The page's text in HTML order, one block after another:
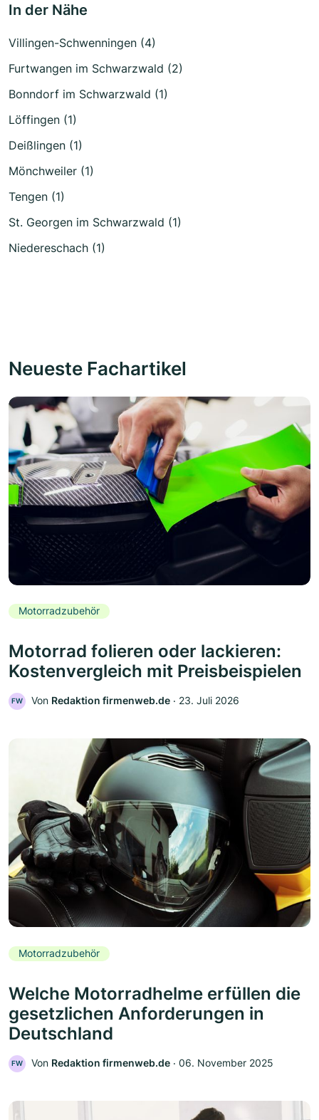
In der Nähe
Villingen-Schwenningen (4)
Furtwangen im Schwarzwald (2)
Bonndorf im Schwarzwald (1)
Löffingen (1)
Deißlingen (1)
Mönchweiler (1)
Tengen (1)
St. Georgen im Schwarzwald (1)
Niedereschach (1)
Neueste Fachartikel
Motorradzubehör
Motorrad folieren oder lackieren:
Kostenvergleich mit Preisbeispielen
FW Von Redaktion firmenweb.de ‧ 23. Juli 2026
Motorradzubehör
Welche Motorradhelme erfüllen die
gesetzlichen Anforderungen in
Deutschland
FW Von Redaktion firmenweb.de ‧ 06. November 2025